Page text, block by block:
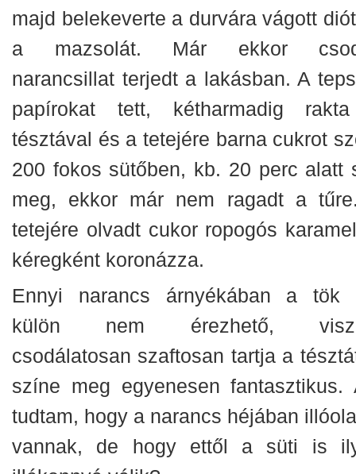
majd belekeverte a durvára vágott
a mazsolát. Már ekkor
narancsillat terjedt a lakásban. A
papírokat tett, kétharmadig
tésztával és a tetejére barna cukrot
200 fokos sütőben, kb. 20 perc alatt
meg, ekkor már nem ragadt a
tetejére olvadt cukor ropogós
kéregként koronázza.
Ennyi narancs árnyékában a tök
külön nem érezhető,
csodálatosan szaftosan tartja a
színe meg egyenesen fantasztikus.
tudtam, hogy a narancs héjában
vannak, de hogy ettől a süti is